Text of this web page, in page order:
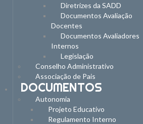
Diretrizes da SADD
Documentos Avaliação
Docentes
Documentos Avaliadores
Internos
Legislação
Conselho Administrativo
Associação de Pais
DOCUMENTOS
Autonomia
Projeto Educativo
Regulamento Interno